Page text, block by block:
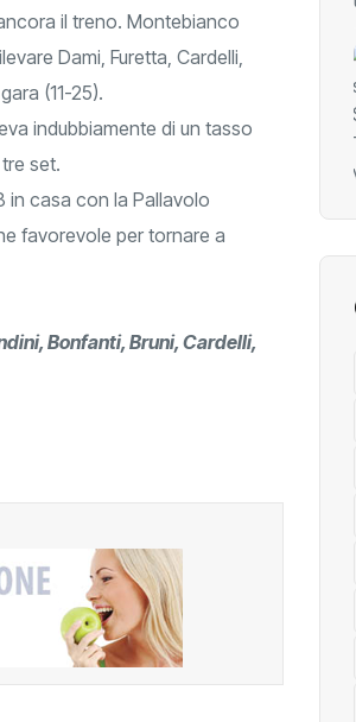
il treno. Montebianco
Dami, Furetta, Cardelli,
(11-25).
indubbiamente di un tasso
set.
in casa con la Pallavolo
favorevole per tornare a
Bonfanti, Bruni, Cardelli,